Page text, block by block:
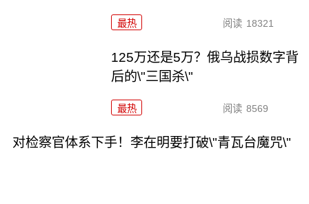
最热 阅读 18321
125万还是5万？俄乌战损数字背
后的\"三国杀\"
最热 阅读 8569
对检察官体系下手！李在明要打破\"青瓦台魔咒\"